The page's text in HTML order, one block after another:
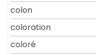
colon
coloration
coloré